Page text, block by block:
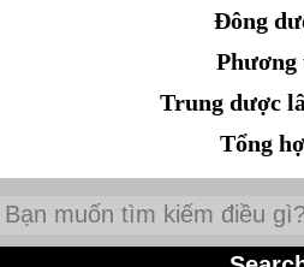
Đông
Phương
Trung dược
Tổng